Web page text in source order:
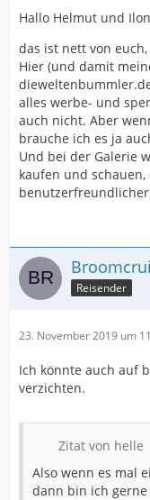
Hallo Helmut und
das ist nett von
Hier (und damit
alles werbe- und
auch nicht. Aber
brauche ich es ja
Und bei der Galerie
kaufen und
Reisender
23. November 2019 um
Ich könnte auch auf
verzichten.
Zitat von helle
Also wenn es mal
dann bin ich